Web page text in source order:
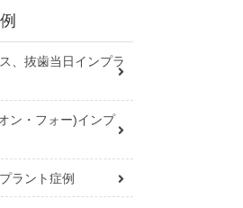
、抜歯当日インプラ
ン・フォー)インプ
ラント症例